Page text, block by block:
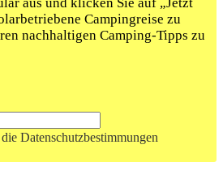
aus und klicken Sie auf „Jetzt
Campingreise zu
nachhaltigen Camping-Tipps zu
Datenschutzbestimmungen